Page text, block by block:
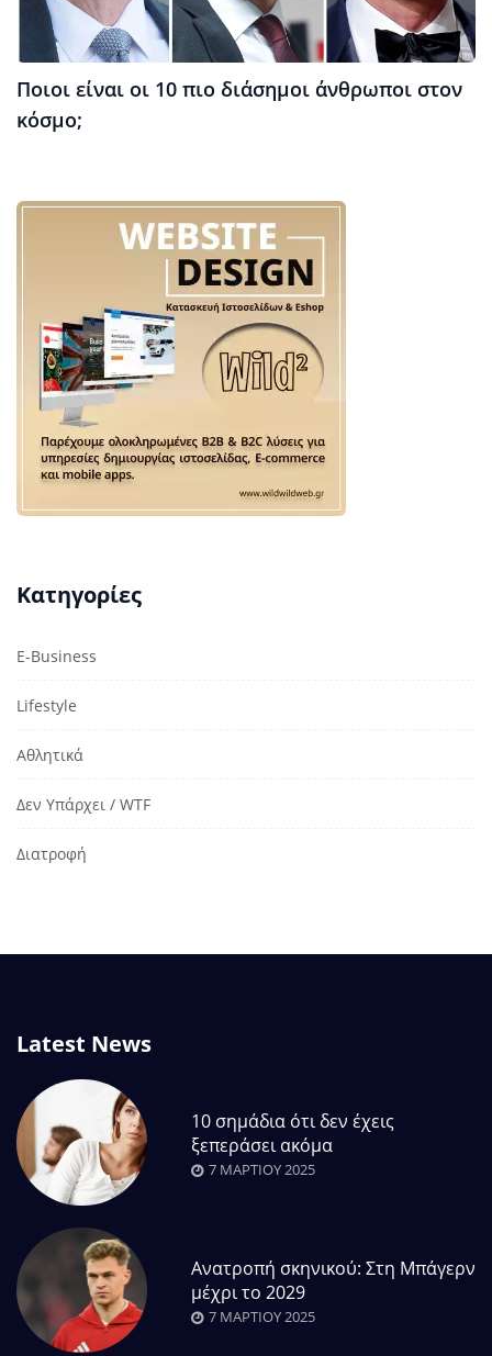
Ποιοι είναι οι 10 πιο διάσημοι άνθρωποι στον
κόσμο;
Κατηγορίες
E-Business
Lifestyle
Αθλητικά
Δεν Υπάρχει / WTF
Διατροφή
Latest News
10 σημάδια ότι δεν έχεις
ξεπεράσει ακόμα
7 ΜΑΡΤΊΟΥ 2025
Ανατροπή σκηνικού: Στη Μπάγερν
μέχρι το 2029
7 ΜΑΡΤΊΟΥ 2025